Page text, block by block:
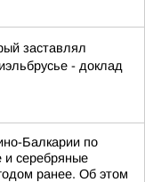
заставлял
- доклад
Балкарии по
и серебряные
ранее. Об этом